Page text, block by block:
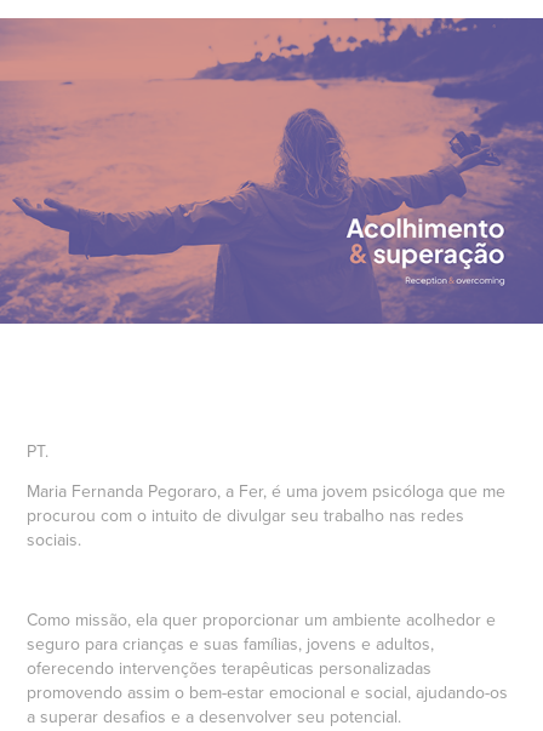
PT.
Maria Fernanda Pegoraro, a Fer, é uma jovem psicóloga que me
procurou com o intuito de divulgar seu trabalho nas redes
sociais.
Como missão, ela quer proporcionar um ambiente acolhedor e
seguro para crianças e suas famílias, jovens e adultos,
oferecendo intervenções terapêuticas personalizadas
promovendo assim o bem-estar emocional e social, ajudando-os
a superar desafios e a desenvolver seu potencial.